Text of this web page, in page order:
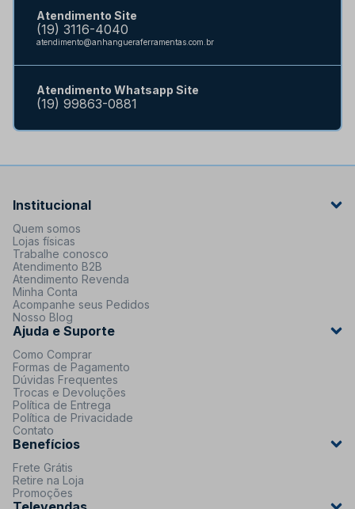
Atendimento Site
(19) 3116-4040
atendimento@anhangueraferramentas.com.br
Atendimento Whatsapp Site
(19) 99863-0881
Institucional
Quem somos
Lojas físicas
Trabalhe conosco
Atendimento B2B
Atendimento Revenda
Minha Conta
Acompanhe seus Pedidos
Nosso Blog
Ajuda e Suporte
Como Comprar
Formas de Pagamento
Dúvidas Frequentes
Trocas e Devoluções
Política de Entrega
Política de Privacidade
Contato
Benefícios
Frete Grátis
Retire na Loja
Promoções